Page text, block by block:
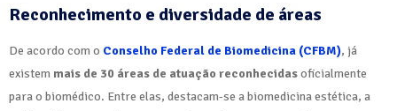
Reconhecimento e diversidade de áreas
De acordo com o Conselho Federal de Biomedicina (CFBM), já
existem mais de 30 áreas de atuação reconhecidasoficialmente
para o biomédico. Entre elas, destacam-se a biomedicina estética, a